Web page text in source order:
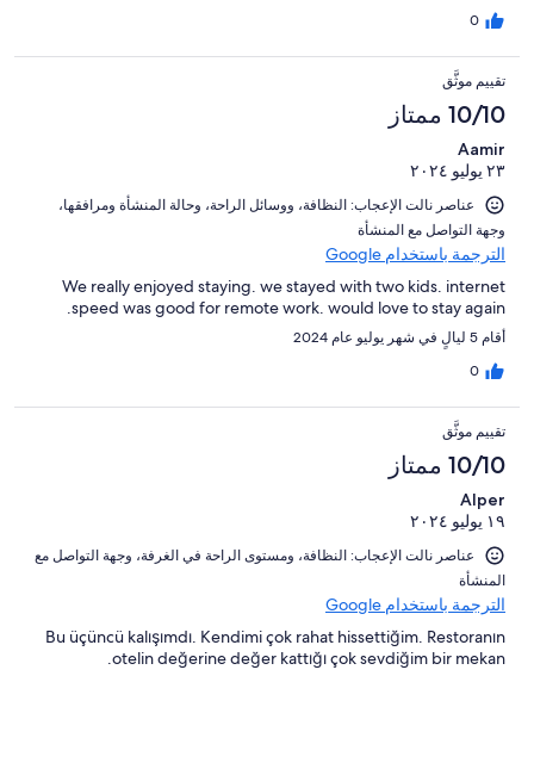
0
تقييم موثَّق
10/10 ممتاز
Aamir
٢٣ يوليو ٢٠٢٤
عناصر نالت الإعجاب: ⁦النظافة⁩، و⁦وسائل الراحة⁩، و⁦حالة المنشأة ومرافقها⁩،
و⁦جهة التواصل مع المنشأة⁩
الترجمة باستخدام Google
We really enjoyed staying. we stayed with two kids. internet
speed was good for remote work. would love to stay again.
أقام 5 ليالٍ في شهر يوليو عام 2024
0
تقييم موثَّق
10/10 ممتاز
Alper
١٩ يوليو ٢٠٢٤
عناصر نالت الإعجاب: ⁦النظافة⁩، و⁦مستوى الراحة في الغرفة⁩، و⁦جهة التواصل مع
المنشأة⁩
الترجمة باستخدام Google
Bu üçüncü kalışımdı. Kendimi çok rahat hissettiğim. Restoranın
otelin değerine değer kattığı çok sevdiğim bir mekan.